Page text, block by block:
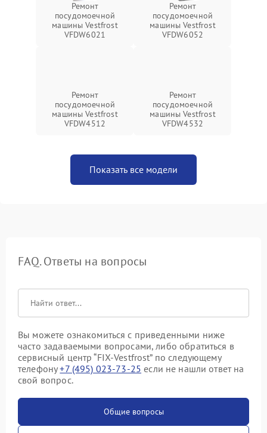
Ремонт
посудомоечной
машины Vestfrost
VFDW6021
Ремонт
посудомоечной
машины Vestfrost
VFDW6052
Ремонт
посудомоечной
машины Vestfrost
VFDW4512
Ремонт
посудомоечной
машины Vestfrost
VFDW4532
Показать все модели
FAQ. Ответы на вопросы
Вы можете ознакомиться с приведенными ниже
часто задаваемыми вопросами, либо обратиться в
сервисный центр “FIX-Vestfrost” по следующему
телефону+7 (495) 023-73-25 если не нашли ответ на
свой вопрос.
Общие вопросы